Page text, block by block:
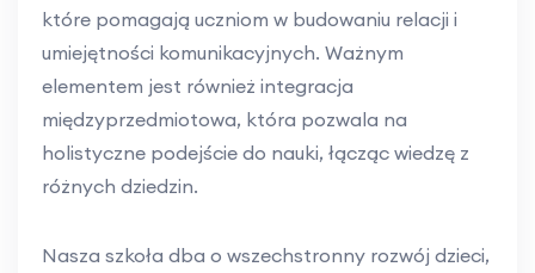
które pomagają uczniom w budowaniu relacji i
umiejętności komunikacyjnych. Ważnym
elementem jest również integracja
międzyprzedmiotowa, która pozwala na
holistyczne podejście do nauki, łącząc wiedzę z
różnych dziedzin.
Nasza szkoła dba o wszechstronny rozwój dzieci,